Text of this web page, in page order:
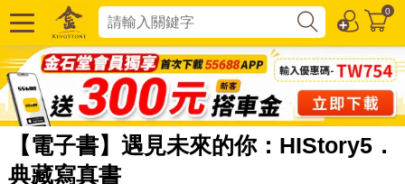
0
【電子書】遇見未來的你：HIStory5．
典藏寫真書